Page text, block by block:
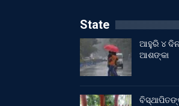
State
ଆହୁରି ୪ ଦିନ
ଆଶଙ୍କା